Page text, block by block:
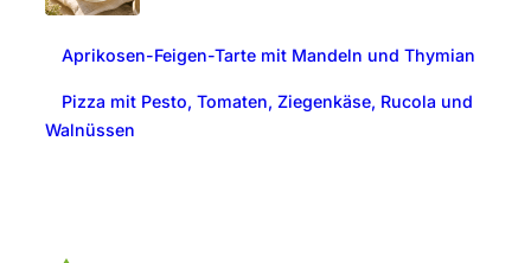
Aprikosen-Feigen-Tarte mit Mandeln und Thymian
Pizza mit Pesto, Tomaten, Ziegenkäse, Rucola und
Walnüssen